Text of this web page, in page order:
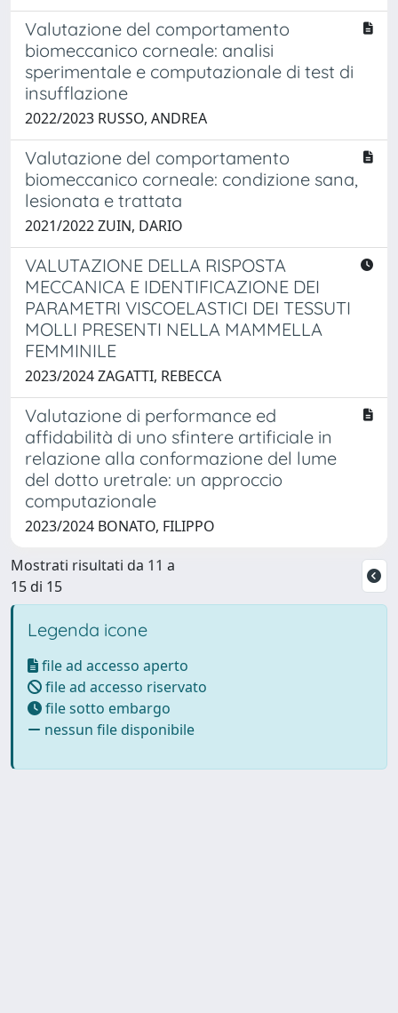
Valutazione del comportamento
biomeccanico corneale: analisi
sperimentale e computazionale di test di
insufflazione
2022/2023 RUSSO, ANDREA
Valutazione del comportamento
biomeccanico corneale: condizione sana,
lesionata e trattata
2021/2022 ZUIN, DARIO
VALUTAZIONE DELLA RISPOSTA
MECCANICA E IDENTIFICAZIONE DEI
PARAMETRI VISCOELASTICI DEI TESSUTI
MOLLI PRESENTI NELLA MAMMELLA
FEMMINILE
2023/2024 ZAGATTI, REBECCA
Valutazione di performance ed
affidabilità di uno sfintere artificiale in
relazione alla conformazione del lume
del dotto uretrale: un approccio
computazionale
2023/2024 BONATO, FILIPPO
Mostrati risultati da 11 a
15 di 15
Legenda icone
file ad accesso aperto
file ad accesso riservato
file sotto embargo
nessun file disponibile